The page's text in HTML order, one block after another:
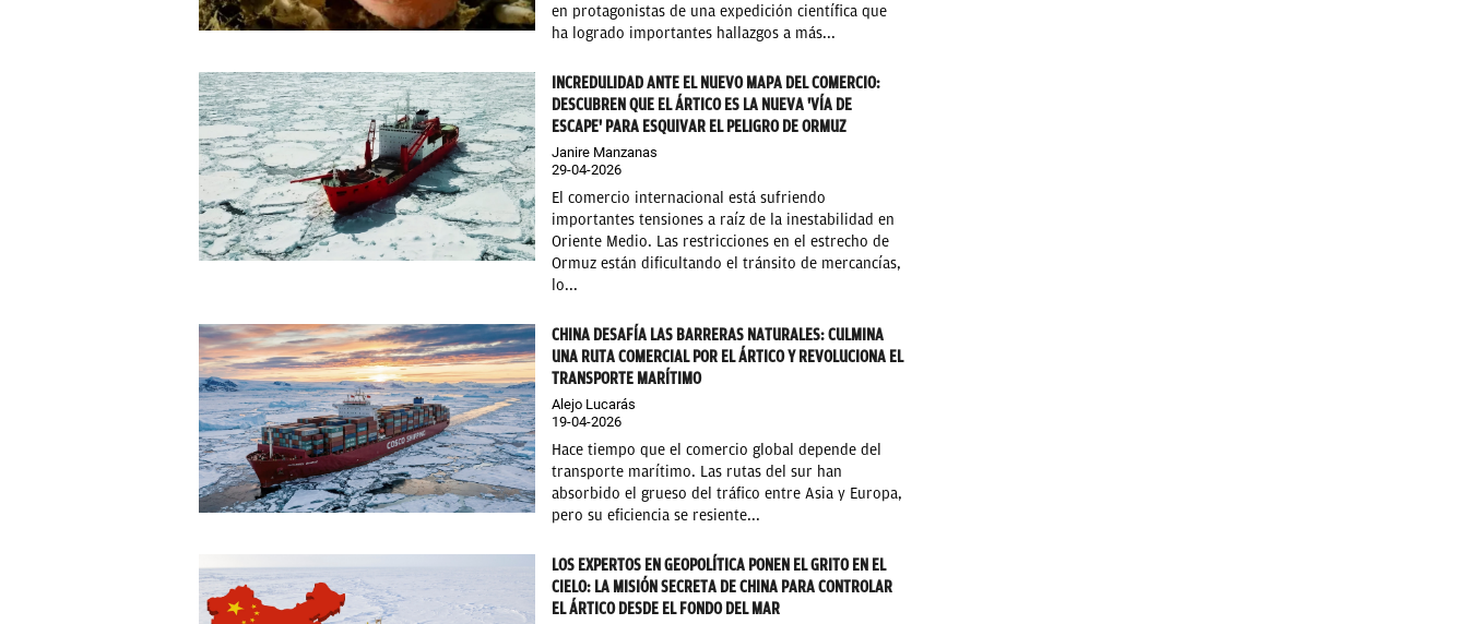
en protagonistas de una expedición científica que
ha logrado importantes hallazgos a más...
INCREDULIDAD ANTE EL NUEVO MAPA DEL COMERCIO:
DESCUBREN QUE EL ÁRTICO ES LA NUEVA 'VÍA DE
ESCAPE' PARA ESQUIVAR EL PELIGRO DE ORMUZ
Janire Manzanas
29-04-2026
El comercio internacional está sufriendo
importantes tensiones a raíz de la inestabilidad en
Oriente Medio. Las restricciones en el estrecho de
Ormuz están dificultando el tránsito de mercancías,
lo...
CHINA DESAFÍA LAS BARRERAS NATURALES: CULMINA
UNA RUTA COMERCIAL POR EL ÁRTICO Y REVOLUCIONA EL
TRANSPORTE MARÍTIMO
Alejo Lucarás
19-04-2026
Hace tiempo que el comercio global depende del
transporte marítimo. Las rutas del sur han
absorbido el grueso del tráfico entre Asia y Europa,
pero su eficiencia se resiente...
LOS EXPERTOS EN GEOPOLÍTICA PONEN EL GRITO EN EL
CIELO: LA MISIÓN SECRETA DE CHINA PARA CONTROLAR
EL ÁRTICO DESDE EL FONDO DEL MAR